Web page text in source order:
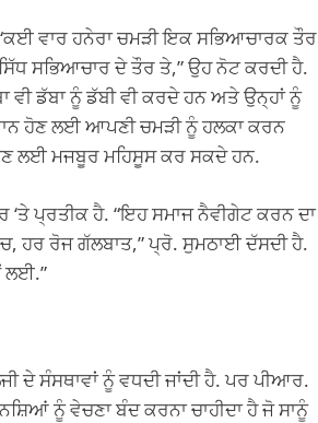
ਵਾਰ ਹਨੇਰਾ ਚਮੜੀ ਇਕ ਸਭਿਆਚਾਰਕ ਤੌਰ
ਸਭਿਆਚਾਰ ਦੇ ਤੌਰ ਤੇ,” ਉਹ ਨੋਟ ਕਰਦੀ ਹੈ.
ਵੀ ਡੱਬਾ ਨੂੰ ਡੱਬੀ ਵੀ ਕਰਦੇ ਹਨ ਅਤੇ ਉਨ੍ਹਾਂ ਨੂੰ
ਹੋਣ ਲਈ ਆਪਣੀ ਚਮੜੀ ਨੂੰ ਹਲਕਾ ਕਰਨ
ਲਈ ਮਜਬੂਰ ਮਹਿਸੂਸ ਕਰ ਸਕਦੇ ਹਨ.
ਪ੍ਰਤੀਕ ਹੈ. “ਇਹ ਸਮਾਜ ਨੈਵੀਗੇਟ ਕਰਨ ਦਾ
ਹਰ ਰੋਜ ਗੱਲਬਾਤ,” ਪ੍ਰੋ. ਸੁਮਠਾਈ ਦੱਸਦੀ ਹੈ.
ਲਈ.”
ਸੰਸਥਾਵਾਂ ਨੂੰ ਵਧਦੀ ਜਾਂਦੀ ਹੈ. ਪਰ ਪੀਆਰ.
ਨੂੰ ਵੇਚਣਾ ਬੰਦ ਕਰਨਾ ਚਾਹੀਦਾ ਹੈ ਜੋ ਸਾਨੂੰ